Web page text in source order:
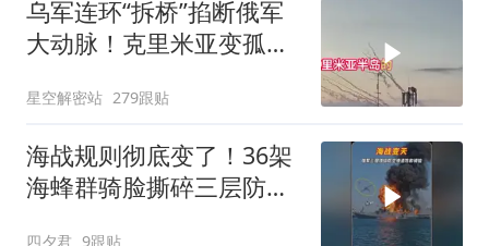
乌军连环“拆桥”掐断俄军
大动脉！克里米亚变孤
家”？
星空解密站 279跟贴
海战规则彻底变了！36架
海蜂群骑脸撕碎三层防空
四夕君 9跟贴